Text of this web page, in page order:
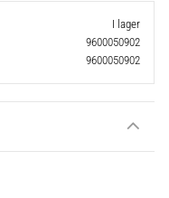
I lager
9600050902
9600050902